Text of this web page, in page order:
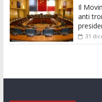
Il
anti
31